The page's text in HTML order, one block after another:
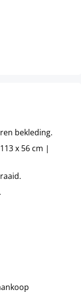
bekleding.
x 56 cm |